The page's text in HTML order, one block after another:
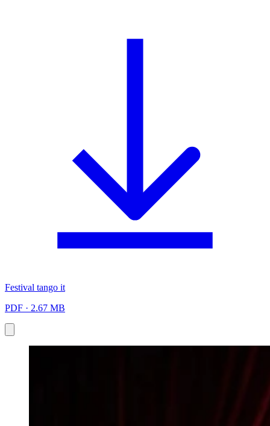
Festival tango it
PDF · 2.67 MB